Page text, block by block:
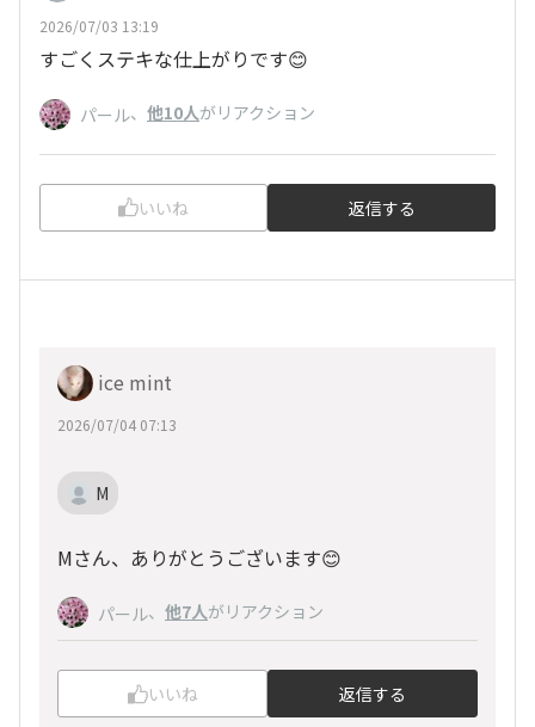
2026/07/03 13:19
すごくステキな仕上がりです😊
パール、 他10人がリアクション
いいね 返信する
ice mint
2026/07/04 07:13
M
Mさん、ありがとうございます😊
パール、 他7人がリアクション
いいね 返信する